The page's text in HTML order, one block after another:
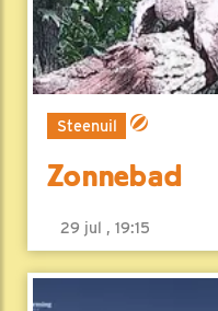
Steenuil
Zonnebad
29 jul , 19:15